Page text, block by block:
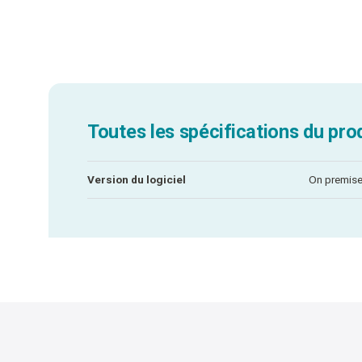
Toutes les spécifications du
Version du logiciel On premise